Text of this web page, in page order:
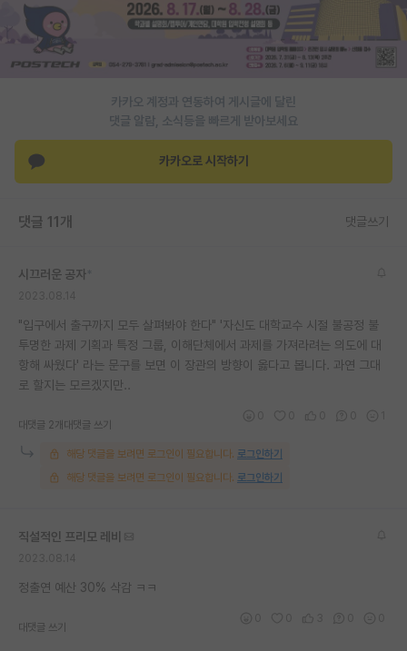
유학교육
이벤트
카카오 계정과 연동하여 게시글에 달린
댓글 알람, 소식등을 빠르게 받아보세요
카카오로 시작하기
댓글 11개 댓글쓰기
시끄러운 공자
"입구에서 출구까지 모두 살펴봐야 한다" '자신도 대학교수 시절 불공정 불
투명한 과제 기획과 특정 그룹, 이해단체에서 과제를 가져라려는 의도에 대
항해 싸웠다' 라는 문구를 보면 이 장관의 방향이 옳다고 봅니다. 과연 그대
로 할지는 모르겠지만..
대댓글 2개 대댓글 쓰기
해당 댓글을 보려면 로그인이 필요합니다. 로그인하기
해당 댓글을 보려면 로그인이 필요합니다. 로그인하기
직설적인 프리모 레비
정출연 예산 30% 삭감 ㅋㅋ
대댓글 쓰기